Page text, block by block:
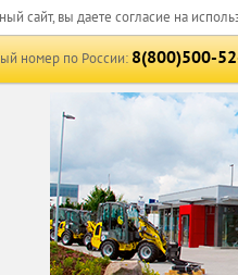
сайт, вы даете согласие на
номер по России:8(800)500-